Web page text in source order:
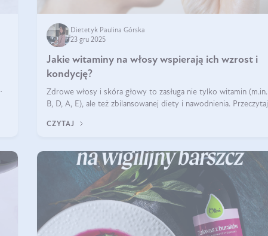
Dietetyk Paulina Górska
23 gru 2025
Jakie witaminy na włosy wspierają ich wzrost i
kondycję?
Zdrowe włosy i skóra głowy to zasługa nie tylko witamin (m.in.
B, D, A, E), ale też zbilansowanej diety i nawodnienia. Przeczytaj
wypadanie włosów.
CZYTAJ